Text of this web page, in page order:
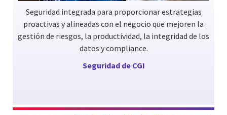
Seguridad integrada para proporcionar estrategias
proactivas y alineadas con el negocio que mejoren la
gestión de riesgos, la productividad, la integridad de los
datos y compliance.
Seguridad de CGI